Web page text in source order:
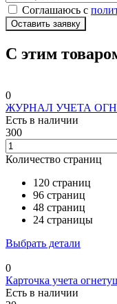
Соглашаюсь с
Оставить заявку
С этим
0
ЖУРНАЛ УЧЕТА
Есть в наличии
300
Количество страниц
120 страниц
96 страниц
48 страниц
24 страницы
Выбрать детали
0
Карточка учета
Есть в наличии